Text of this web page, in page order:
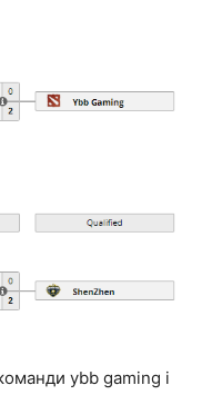
ybb gaming і